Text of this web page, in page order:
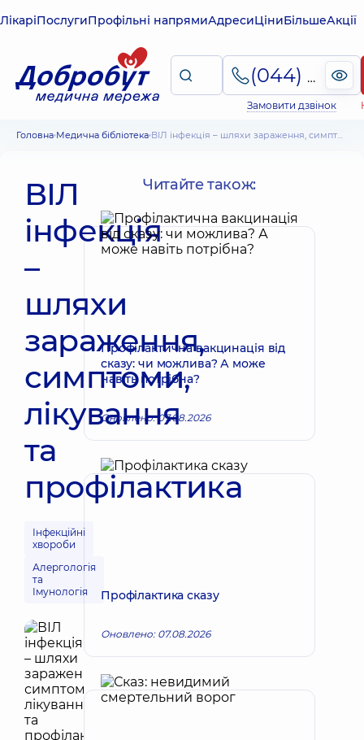
ЛікаріПослугиПрофільні напрямиАдресиЦіниБільшеАкції
(044) 495-2-888
Замовити дзвінок
Головна Медична бібліотека ВІЛ інфекція – шляхи зараження, симптоми, лікування та профілактика
ВІЛ
інфекція
–
шляхи
зараження,
симптоми,
лікування
та
профілактика
Інфекційні
хвороби
Алергологія
та
Імунологія
Читайте також:
Профілактична вакцинація від
сказу: чи можлива? А може
навіть потрібна?
Оновлено: 07.08.2026
Профілактика сказу
Оновлено: 07.08.2026